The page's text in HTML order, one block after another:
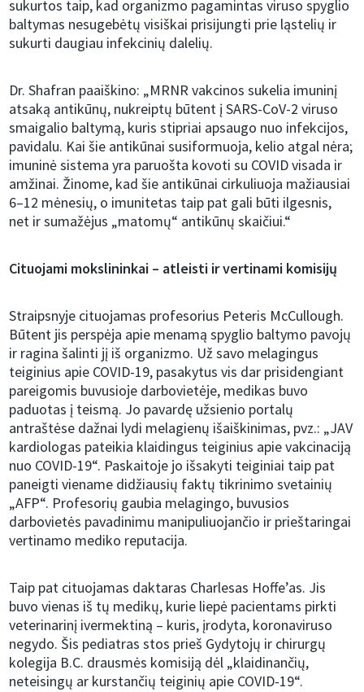
sukurtos taip, kad organizmo pagamintas viruso spyglio
baltymas nesugebėtų visiškai prisijungti prie ląstelių ir
sukurti daugiau infekcinių dalelių.
Dr. Shafran paaiškino: „MRNR vakcinos sukelia imuninį
atsaką antikūnų, nukreiptų būtent į SARS-CoV-2 viruso
smaigalio baltymą, kuris stipriai apsaugo nuo infekcijos,
pavidalu. Kai šie antikūnai susiformuoja, kelio atgal nėra;
imuninė sistema yra paruošta kovoti su COVID visada ir
amžinai. Žinome, kad šie antikūnai cirkuliuoja mažiausiai
6–12 mėnesių, o imunitetas taip pat gali būti ilgesnis,
net ir sumažėjus „matomų“ antikūnų skaičiui.“
Cituojami mokslininkai – atleisti ir vertinami komisijų
Straipsnyje cituojamas profesorius Peteris McCullough.
Būtent jis perspėja apie menamą spyglio baltymo pavojų
ir ragina šalinti jį iš organizmo. Už savo melagingus
teiginius apie COVID-19, pasakytus vis dar prisidengiant
pareigomis buvusioje darbovietėje, medikas buvo
paduotas į teismą. Jo pavardę užsienio portalų
antraštėse dažnai lydi melagienų išaiškinimas, pvz.: „JAV
kardiologas pateikia klaidingus teiginius apie vakcinaciją
nuo COVID-19“. Paskaitoje jo išsakyti teiginiai taip pat
paneigti viename didžiausių faktų tikrinimo svetainių
„AFP“. Profesorių gaubia melagingo, buvusios
darbovietės pavadinimu manipuliuojančio ir prieštaringai
vertinamo mediko reputacija.
Taip pat cituojamas daktaras Charlesas Hoffe’as. Jis
buvo vienas iš tų medikų, kurie liepė pacientams pirkti
veterinarinį ivermektiną – kuris, įrodyta, koronaviruso
negydo. Šis pediatras stos prieš Gydytojų ir chirurgų
kolegija B.C. drausmės komisiją dėl „klaidinančių,
neteisingų ar kurstančių teiginių apie COVID-19“.